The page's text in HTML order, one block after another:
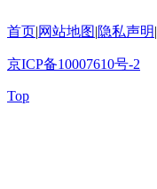
首页|网站地图|隐私声明|
京ICP备10007610号-2
Top